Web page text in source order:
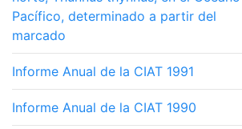
Pacífico, determinado a partir del
marcado
Informe Anual de la CIAT 1991
Informe Anual de la CIAT 1990